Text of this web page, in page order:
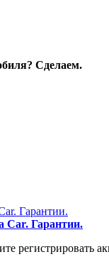
Сделаем.
Car. Гарантии.
регистрировать